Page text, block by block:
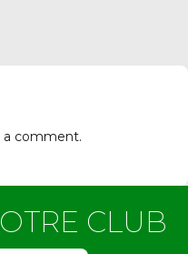
comment.
CLUB